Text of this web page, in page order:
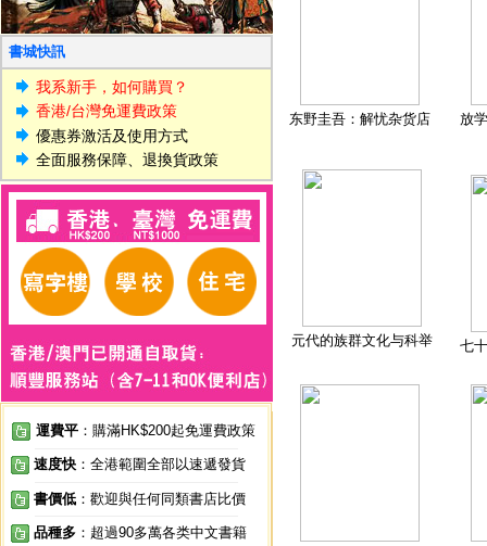
書城快訊
我系新手，如何購買？
香港/台灣免運費政策
優惠券激活及使用方式
全面服務保障、退換貨政策
運費平 ：購滿HK$200起免運費政策
速度快 ：全港範圍全部以速遞發貨
書價低 ：歡迎與任何同類書店比價
品種多 ：超過90多萬各类中文書籍
东野圭吾：解忧杂货店 放
元代的族群文化与科举 七